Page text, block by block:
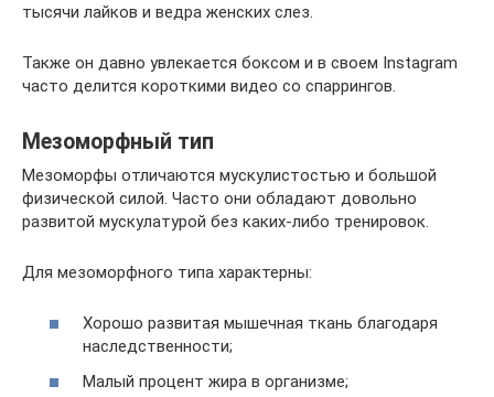
тысячи лайков и ведра женских слез.
Также он давно увлекается боксом и в своем Instagram
часто делится короткими видео со спаррингов.
Мезоморфный тип
Мезоморфы отличаются мускулистостью и большой
физической силой. Часто они обладают довольно
развитой мускулатурой без каких-либо тренировок.
Для мезоморфного типа характерны:
Хорошо развитая мышечная ткань благодаря
наследственности;
Малый процент жира в организме;